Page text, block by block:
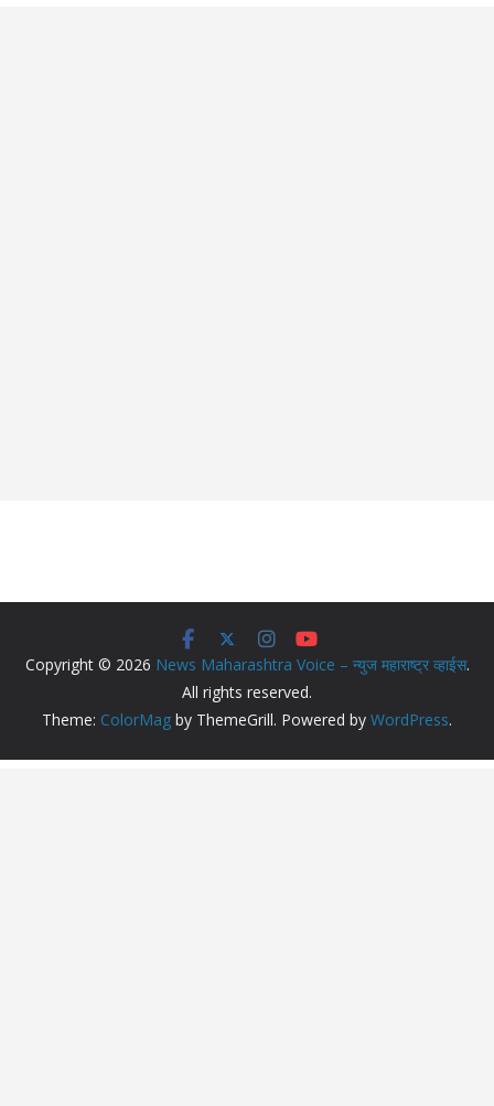
Copyright © 2026 News Maharashtra Voice – न्युज महाराष्ट्र व्हाईस.
All rights reserved.
Theme: ColorMag by ThemeGrill. Powered by WordPress.